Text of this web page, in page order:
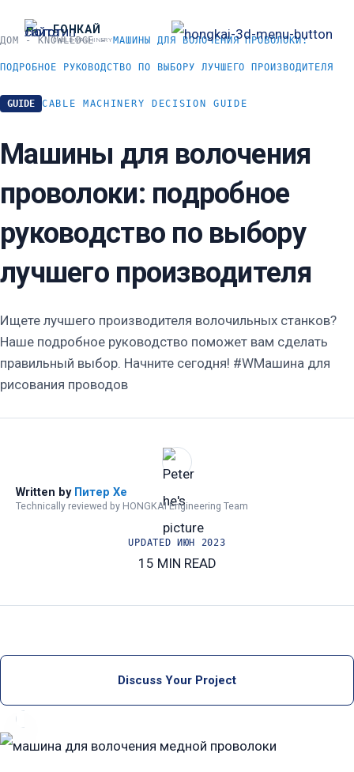
至
内
容
ГОНКАЙ
CABLE MACHINERY
ДОМ - KNOWLEDGE-МАШИНЫ ДЛЯ ВОЛОЧЕНИЯ ПРОВОЛОКИ:
ПОДРОБНОЕ РУКОВОДСТВО ПО ВЫБОРУ ЛУЧШЕГО ПРОИЗВОДИТЕЛЯ
GUIDE CABLE MACHINERY DECISION GUIDE
Машины для волочения
проволоки: подробное
руководство по выбору
лучшего производителя
Ищете лучшего производителя волочильных станков?
Наше подробное руководство поможет вам сделать
правильный выбор. Начните сегодня! #WМашина для
рисования проводов
Written by Питер Хе
Technically reviewed by HONGKAI Engineering Team
UPDATED ИЮН 2023
15 MIN READ
Discuss Your Project